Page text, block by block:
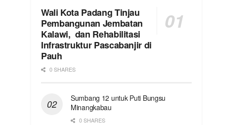
Wali Kota Padang Tinjau
Pembangunan Jembatan
Kalawi, dan Rehabilitasi
Infrastruktur Pascabanjir di
Pauh
0 SHARES
Sumbang 12 untuk Puti Bungsu
Minangkabau
0 SHARES